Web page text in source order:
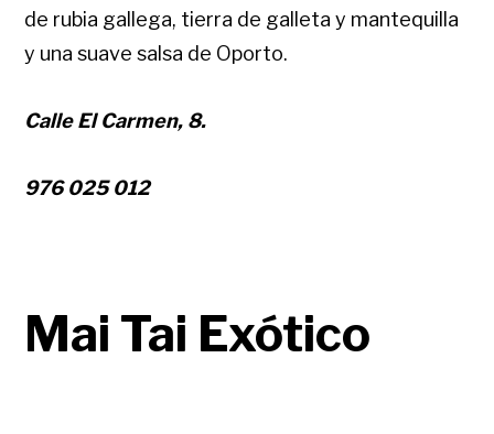
de rubia gallega, tierra de galleta y mantequilla
y una suave salsa de Oporto.
Calle El Carmen, 8.
976 025 012
Mai Tai Exótico